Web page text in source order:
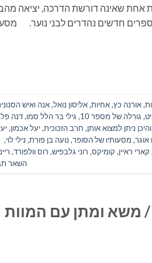
אחת שאינה דורשת הדרכה, יציאה
ונסיעה, התארגנות ממושכת ואפילו שיחה: קריאת ספרים. וההצעה הפעם: 13 ספרים חדשים נהדרים לבני נוער.
,אורנה כץ,אחיות,אליסון נואל,אנה ואיש
, גורלה של מספר 10 , גילי בר הלל סמו,דנה
ניתן למצוא אותן, חרב הזכוכית,יעל אכמון,
, מסעותיו של הסופר, נועה בן פורת, נילי לוי,
, קארי ראיין, קומיקס, רוני גלבפיש, רוס וולפורד,
השאר
/ משא ומתן עם המוות